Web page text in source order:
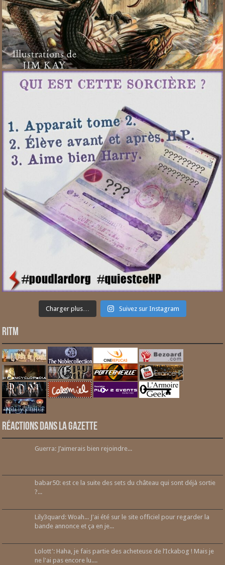
Charger plus… Suivez sur Instagram
RITM
Réactions dans la gazette
Guerra: J’aimerais bien rejoindre...
babar50: est ce la suite des sets du château qui sont déjà sortie
?...
Lily3quard: Woah... J'ai été sur le site officiel pour regarder la
bande annonce et ça en je...
Lolott': Haha, je fais partie des acheteuse de l’Ickabog ! Mais je
ne l'ai pas encore lu....